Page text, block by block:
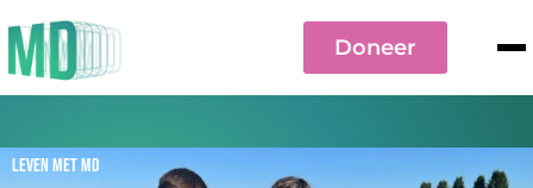
Doneer
Leven met MD